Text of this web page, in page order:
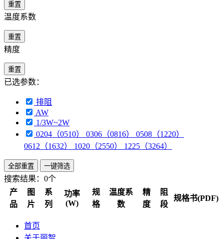
重置
温度系数
重置
精度
重置
已选参数：
排阻
AW
1/3W~2W
0204（0510） 0306（0816） 0508（1220）
0612（1632） 1020（2550） 1225（3264）
全部重置 一键筛选
搜索结果： 0个
产
品
图
片
系
列
功率
(W)
规
格
温度系
数
精
度
阻
段
规格书(PDF)
首页